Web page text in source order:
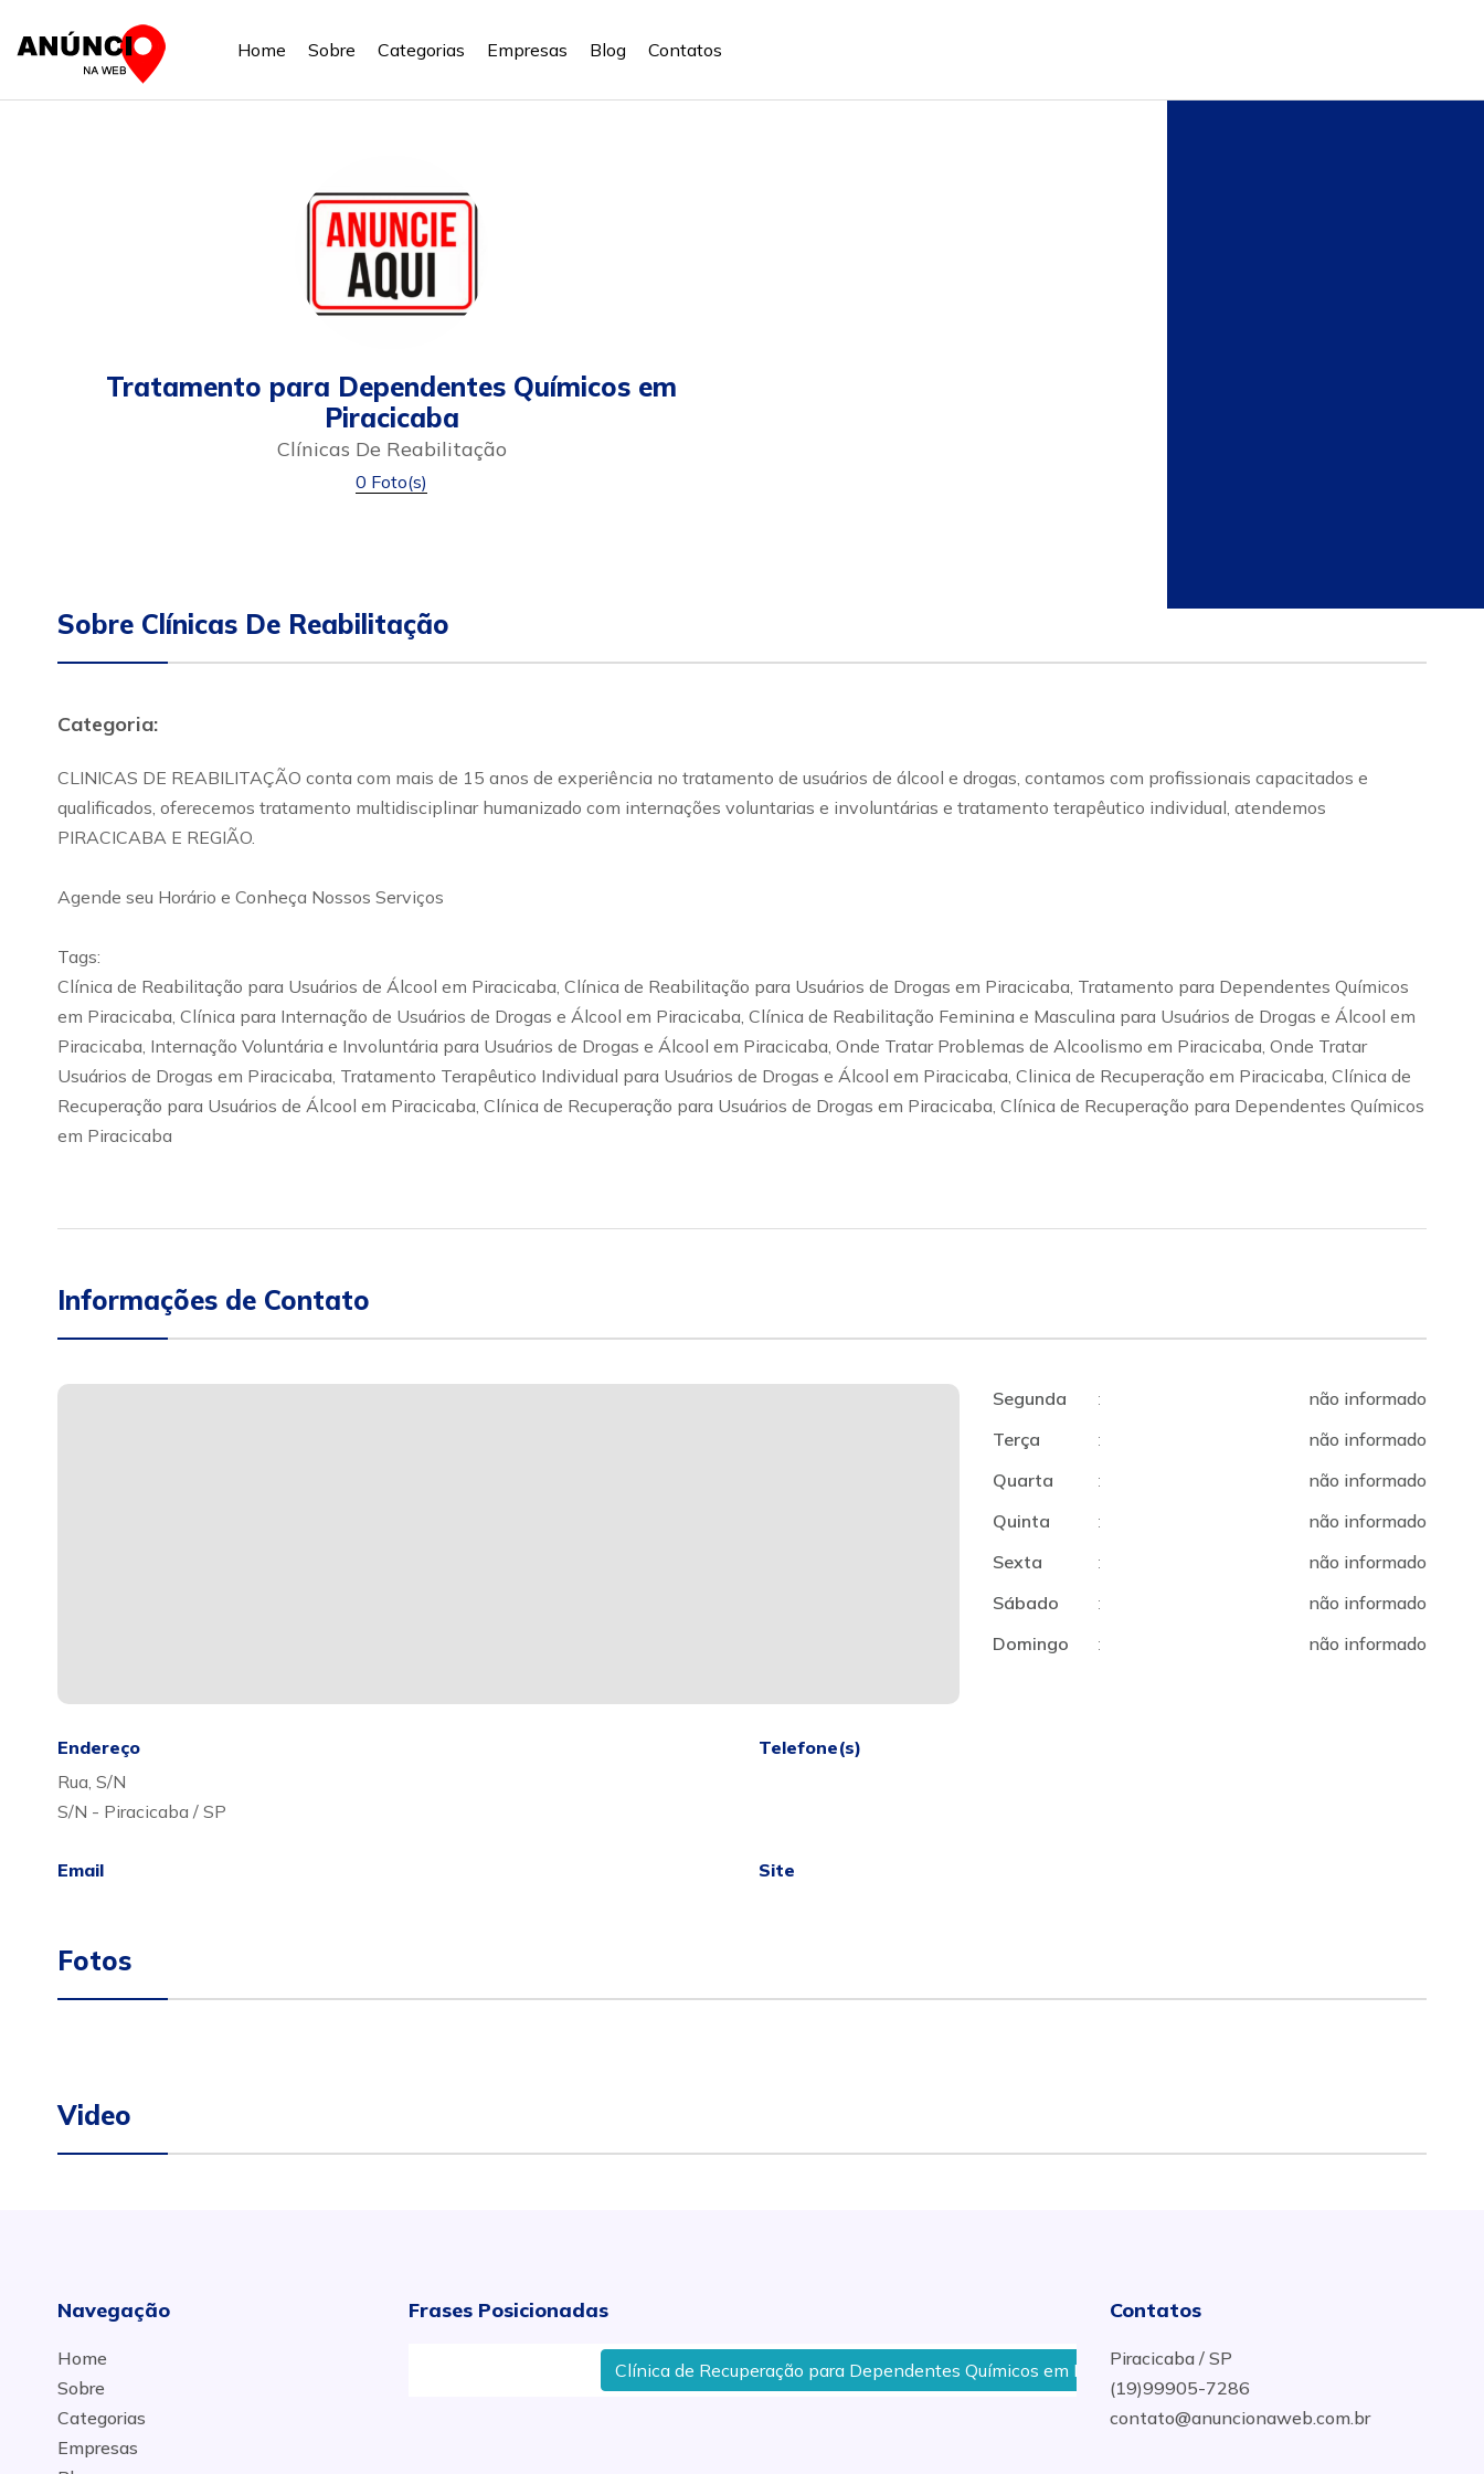
Home Sobre Categorias Empresas Blog Contatos
Tratamento para Dependentes Químicos em
Piracicaba
Clínicas De Reabilitação
0 Foto(s)
Sobre Clínicas De Reabilitação
Categoria:
CLINICAS DE REABILITAÇÃO conta com mais de 15 anos de experiência no tratamento de usuários de álcool e drogas, contamos com profissionais capacitados e
qualificados, oferecemos tratamento multidisciplinar humanizado com internações voluntarias e involuntárias e tratamento terapêutico individual, atendemos
PIRACICABA E REGIÃO.
Agende seu Horário e Conheça Nossos Serviços
Tags:
Clínica de Reabilitação para Usuários de Álcool em Piracicaba, Clínica de Reabilitação para Usuários de Drogas em Piracicaba, Tratamento para Dependentes Químicos
em Piracicaba, Clínica para Internação de Usuários de Drogas e Álcool em Piracicaba, Clínica de Reabilitação Feminina e Masculina para Usuários de Drogas e Álcool em
Piracicaba, Internação Voluntária e Involuntária para Usuários de Drogas e Álcool em Piracicaba, Onde Tratar Problemas de Alcoolismo em Piracicaba, Onde Tratar
Usuários de Drogas em Piracicaba, Tratamento Terapêutico Individual para Usuários de Drogas e Álcool em Piracicaba, Clinica de Recuperação em Piracicaba, Clínica de
Recuperação para Usuários de Álcool em Piracicaba, Clínica de Recuperação para Usuários de Drogas em Piracicaba, Clínica de Recuperação para Dependentes Químicos
em Piracicaba
Informações de Contato
Segunda :
não informado
Terça
:
não informado
Quarta
:
não informado
Quinta
:
não informado
Sexta
:
não informado
Sábado
:
não informado
Domingo
: não informado
Endereço
Rua, S/N
S/N - Piracicaba / SP
Telefone(s)
Email Site
Fotos
Video
Navegação
Home
Sobre
Categorias
Empresas
Frases Posicionadas
Clínica de Recuperação para Dependentes Químicos em Piracicaba Clínica de Reabilitação para
Contatos
Piracicaba / SP
(19)99905-7286
contato@anuncionaweb.com.br